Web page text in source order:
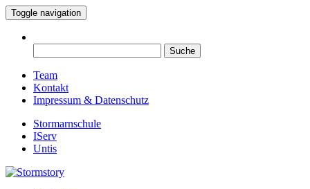
Toggle navigation
nach:
Team
Kontakt
Impressum & Datenschutz
Stormarnschule
IServ
Untis